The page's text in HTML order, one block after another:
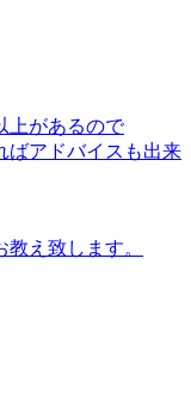
上があるので
ばアドバイスも出来
え致します。